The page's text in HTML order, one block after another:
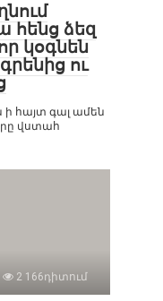
հենց ձեզ
կօգնեն
ու
հայտ գալ ամեն
վստահ
2 166դիտում